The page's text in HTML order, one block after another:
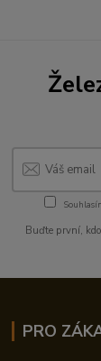
Buďte první,
PRO